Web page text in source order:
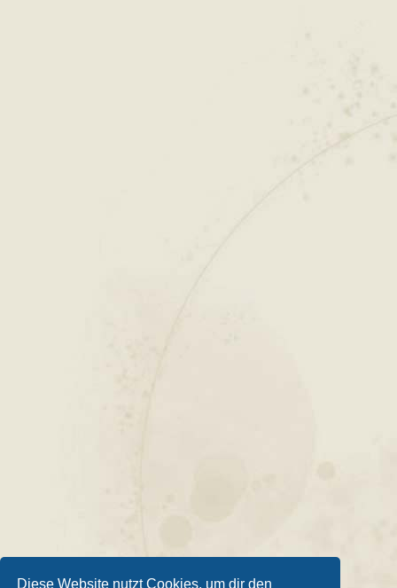
Diese Website nutzt Cookies, um dir den